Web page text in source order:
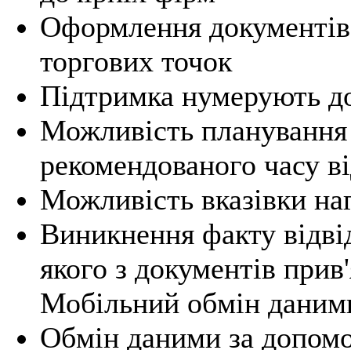
Оформлення документів
торгових точок
Підтримка нумерують
Можливість планування
рекомендованого часу
Можливість вказівки
Виникнення факту
якого з документів
Мобільний обмін
Обмін даними за